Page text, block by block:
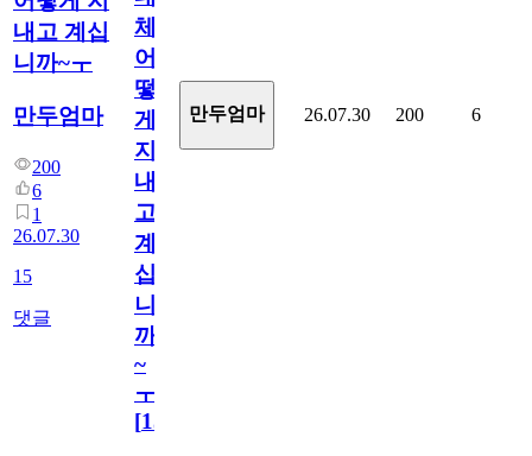
내고 계십
니까~ㅜ
만두엄마
200
6
1
26.07.30
15
댓글
체
어
떻
게
지
내
고
계
십
니
까
~
ㅜ
[15
만두엄마 26.07.30 200 6